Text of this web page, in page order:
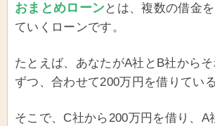
おまとめローンとは、複数の借金
ていくローンです。
たとえば、あなたがA社とB社から
ずつ、合わせて200万円を借りてい
そこで、C社から200万円を借り、A